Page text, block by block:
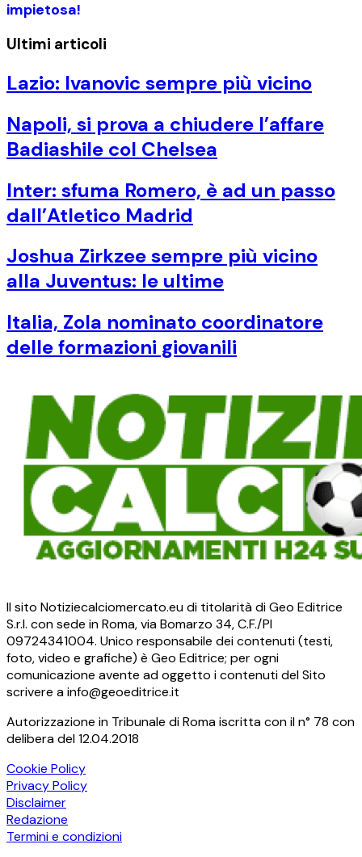
impietosa!
Ultimi articoli
Lazio: Ivanovic sempre più vicino
Napoli, si prova a chiudere l’affare
Badiashile col Chelsea
Inter: sfuma Romero, è ad un passo
dall’Atletico Madrid
Joshua Zirkzee sempre più vicino
alla Juventus: le ultime
Italia, Zola nominato coordinatore
delle formazioni giovanili
Il sito Notiziecalciomercato.eu di titolarità di Geo Editrice
S.r.l. con sede in Roma, via Bomarzo 34, C.F./PI
09724341004. Unico responsabile dei contenuti (testi,
foto, video e grafiche) è Geo Editrice; per ogni
comunicazione avente ad oggetto i contenuti del Sito
scrivere a info@geoeditrice.it
Autorizzazione in Tribunale di Roma iscritta con il n° 78 con
delibera del 12.04.2018
Cookie Policy
Privacy Policy
Disclaimer
Redazione
Termini e condizioni